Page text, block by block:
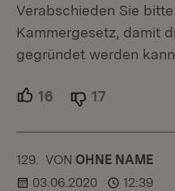
Verabschieden Sie
Kammergesetz, damit
gegründet werden
16 Unterstützer.
17
129. KOMMENTAR
VON :OHNE NAME
03.06.2020
12:39